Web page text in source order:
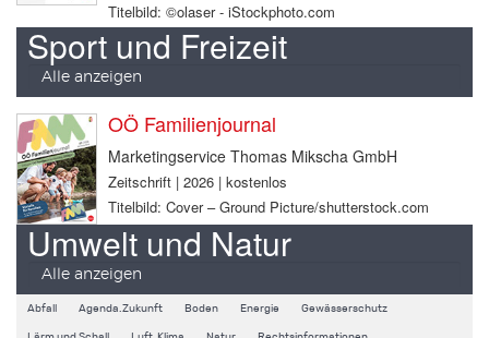
Titelbild: ©olaser - iStockphoto.com
Sport und Freizeit
Alle anzeigen
OÖ Familienjournal
Marketingservice Thomas Mikscha GmbH
Zeitschrift | 2026 | kostenlos
Titelbild: Cover – Ground Picture/shutterstock.com
Umwelt und Natur
Alle anzeigen
Abfall Agenda.Zukunft Boden Energie Gewässerschutz